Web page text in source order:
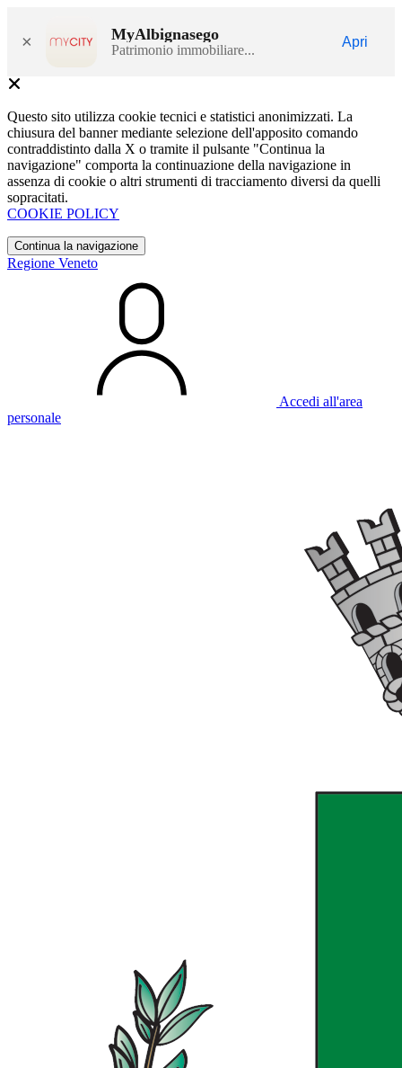
× MyAlbignasego
Patrimonio immobiliare...
Apri
Questo sito utilizza cookie tecnici e statistici anonimizzati. La
chiusura del banner mediante selezione dell'apposito comando
contraddistinto dalla X o tramite il pulsante "Continua la
navigazione" comporta la continuazione della navigazione in
assenza di cookie o altri strumenti di tracciamento diversi da quelli
sopracitati.
COOKIE POLICY
Continua la navigazione
Regione Veneto
Accedi all'area
personale